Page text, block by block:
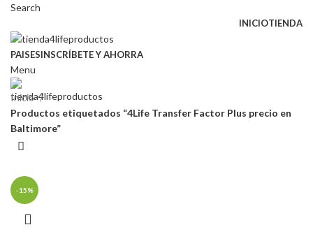
Search
INICIOTIENDA
PAISESINSCRÍBETE Y AHORRA
Menu
Inicio
Productos etiquetados “4Life Transfer Factor Plus precio en
Baltimore”
-15%